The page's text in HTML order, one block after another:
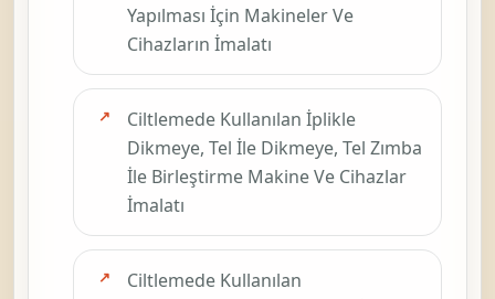
Makinelerin
İmalatı
seramik
yazı tahtası
tebeşiri vb.
ürünlerin
üretilmesinde
imalatı olarak